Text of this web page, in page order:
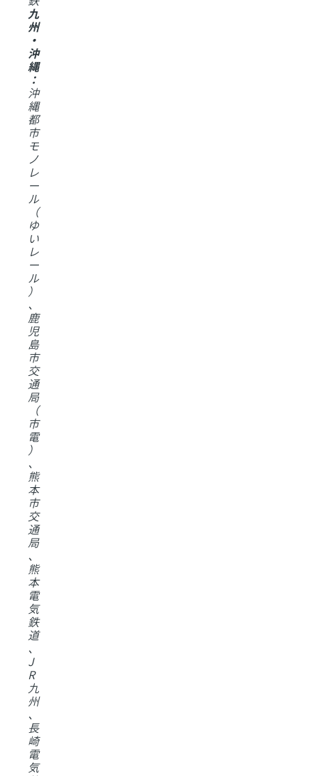
九
州
・
沖
縄
：
沖
縄
都
市
モ
ノ
レ
ー
ル
（
ゆ
い
レ
ー
ル
）
、
鹿
児
島
市
交
通
局
（
市
電
）
、
熊
本
市
交
通
局
、
熊
本
電
気
鉄
道
、
J
R
九
州
、
長
崎
電
気